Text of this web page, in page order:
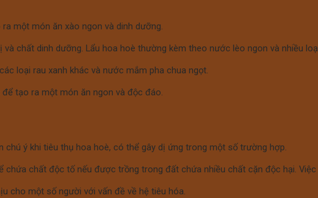
một món ăn xào ngon và dinh dưỡng.
chất dinh dưỡng. Lẩu hoa hoè thường kèm theo nước lèo ngon và nhiều
loại rau xanh khác và nước mắm pha chua ngọt.
tạo ra một món ăn ngon và độc đáo.
chú ý khi tiêu thụ hoa hoè, có thể gây dị ứng trong một số trường hợp.
chứa chất độc tố nếu được trồng trong đất chứa nhiều chất cặn độc hại.
cho một số người với vấn đề về hệ tiêu hóa.